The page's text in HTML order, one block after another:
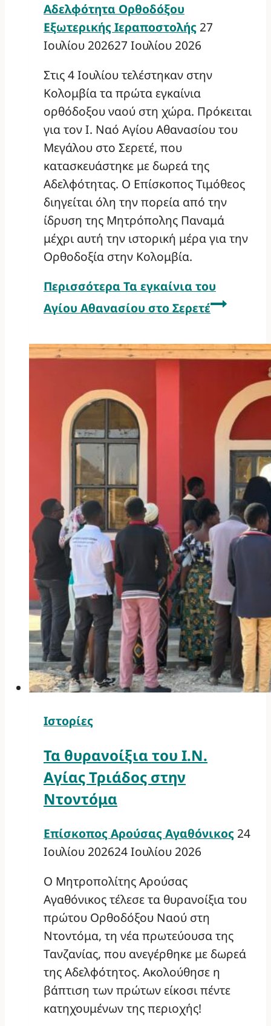
Αδελφότητα Ορθοδόξου
Εξωτερικής Ιεραποστολής 27
Ιουλίου 202627 Ιουλίου 2026
Στις 4 Ιουλίου τελέστηκαν στην
Κολομβία τα πρώτα εγκαίνια
ορθόδοξου ναού στη χώρα. Πρόκειται
για τον Ι. Ναό Αγίου Αθανασίου του
Μεγάλου στο Σερετέ, που
κατασκευάστηκε με δωρεά της
Αδελφότητας. Ο Επίσκοπος Τιμόθεος
διηγείται όλη την πορεία από την
ίδρυση της Μητρόπολης Παναμά
μέχρι αυτή την ιστορική μέρα για την
Ορθοδοξία στην Κολομβία.
Περισσότερα Τα εγκαίνια του
Αγίου Αθανασίου στο Σερετέ
Ιστορίες
Τα θυρανοίξια του Ι.Ν.
Αγίας Τριάδος στην
Ντοντόμα
Επίσκοπος Αρούσας Αγαθόνικος 24
Ιουλίου 202624 Ιουλίου 2026
Ο Μητροπολίτης Αρούσας
Αγαθόνικος τέλεσε τα θυρανοίξια του
πρώτου Ορθοδόξου Ναού στη
Ντοντόμα, τη νέα πρωτεύουσα της
Τανζανίας, που ανεγέρθηκε με δωρεά
της Αδελφότητος. Ακολούθησε η
βάπτιση των πρώτων είκοσι πέντε
κατηχουμένων της περιοχής!